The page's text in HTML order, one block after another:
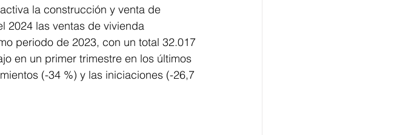
la construcción y venta de
2024 las ventas de vivienda
periodo de 2023, con un total 32.017
en un primer trimestre en los últimos
(-34 %) y las iniciaciones (-26,7